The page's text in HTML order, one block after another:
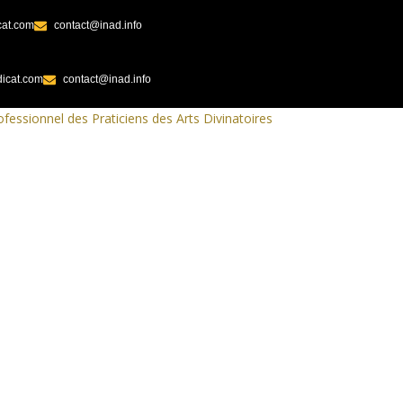
contact@inad.info
contact@inad.info